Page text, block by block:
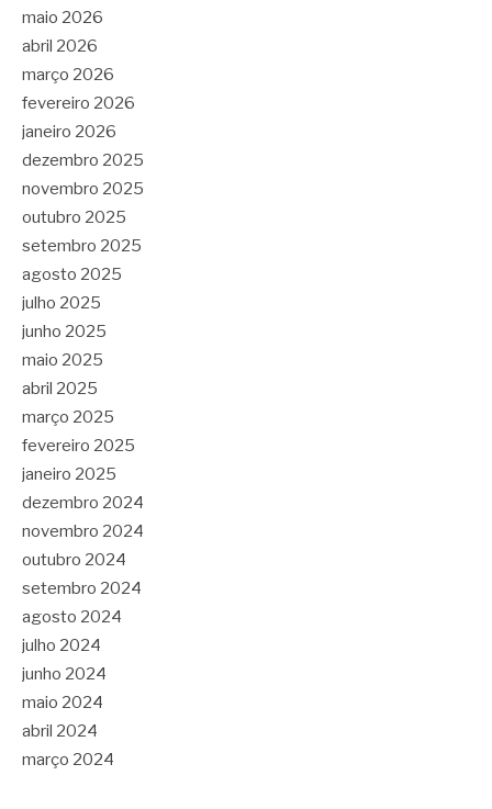
maio 2026
abril 2026
março 2026
fevereiro 2026
janeiro 2026
dezembro 2025
novembro 2025
outubro 2025
setembro 2025
agosto 2025
julho 2025
junho 2025
maio 2025
abril 2025
março 2025
fevereiro 2025
janeiro 2025
dezembro 2024
novembro 2024
outubro 2024
setembro 2024
agosto 2024
julho 2024
junho 2024
maio 2024
abril 2024
março 2024